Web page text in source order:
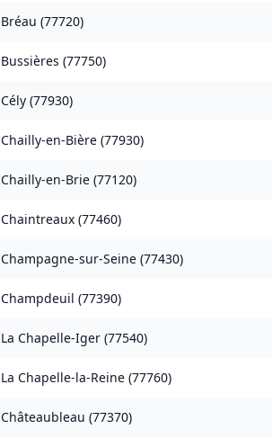
Bréau (77720)
Bussières (77750)
Cély (77930)
Chailly-en-Bière (77930)
Chailly-en-Brie (77120)
Chaintreaux (77460)
Champagne-sur-Seine (77430)
Champdeuil (77390)
La Chapelle-Iger (77540)
La Chapelle-la-Reine (77760)
Châteaubleau (77370)